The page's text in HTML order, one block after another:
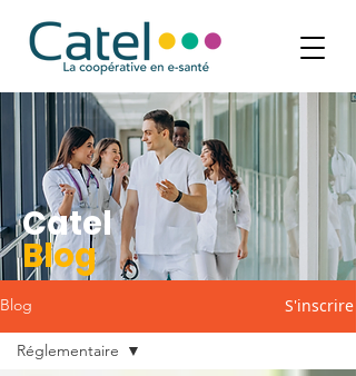
Blog S'inscrire
Réglementaire
Catel
Blog